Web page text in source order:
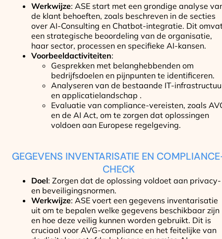
Werkwijze: ASE start met een grondige analyse
de klant behoeften, zoals beschreven in de secties
over AI-Consulting en Chatbot-integratie. Dit
een strategische beoordeling van de organisatie,
haar sector, processen en specifieke AI-kansen.
Voorbeeldactiviteiten:
Gesprekken met belanghebbenden om
bedrijfsdoelen en pijnpunten te identificeren.
Analyseren van de bestaande IT-
en applicatielandschap .
Evaluatie van compliance-vereisten, zoals
en de AI Act, om te zorgen dat oplossingen
voldoen aan Europese regelgeving.
GEGEVENS INVENTARISATIE EN
CHECK
Doel: Zorgen dat de oplossing voldoet aan privacy-
en beveiligingsnormen.
Werkwijze: ASE voert een gegevens inventarisatie
uit om te bepalen welke gegevens beschikbaar zijn
en hoe deze veilig kunnen worden gebruikt. Dit is
cruciaal voor AVG-compliance en het feitelijke van